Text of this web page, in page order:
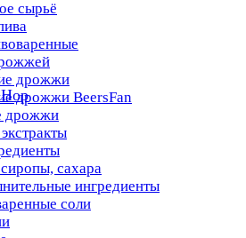
сырьё
дрожжи
дрожжи BeersFan
дрожжи
сахара
ингредиенты
соли